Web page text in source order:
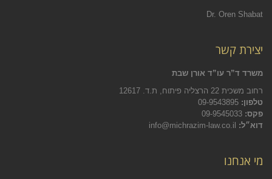
Dr. Oren Shabat
יצירת קשר
משרד ד”ר עו”ד אורן שבת
רחוב משכית 22 הרצליה פיתוח, ת.ד. 12617
טלפון:
פקס:
דוא״ל:
מי אנחנו